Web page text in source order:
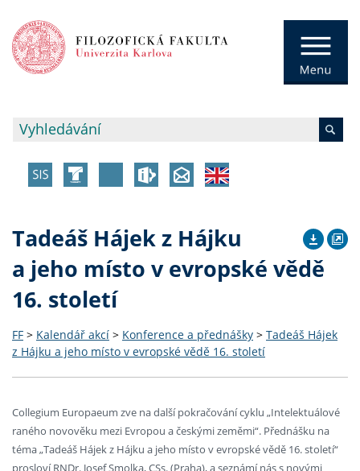
Tadeáš Hájek z Hájku
a jeho místo v evropské vědě
16. století
FF > Kalendář akcí > Konference a přednášky > Tadeáš Hájek
z Hájku a jeho místo v evropské vědě 16. století
Collegium Europaeum zve na další pokračování cyklu „Intelektuálové
raného novověku mezi Evropou a českými zeměmi“. Přednášku na
téma „Tadeáš Hájek z Hájku a jeho místo v evropské vědě 16. století“
prosloví RNDr. Josef Smolka, CSs. (Praha), a seznámí nás s novými